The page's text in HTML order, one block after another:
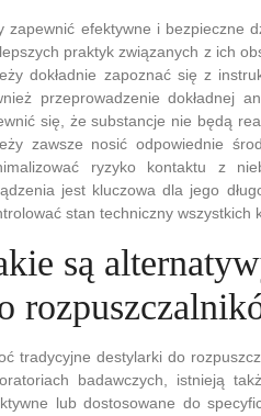
zapewnić efektywne i bezpieczne
praktyk związanych z ich
dokładnie zapoznać się z
przeprowadzenie dokładnej
się, że substancje nie będą
zawsze nosić odpowiednie
ryzyko kontaktu z
jest kluczowa dla jego
stan techniczny wszystkich
są
tradycyjne destylarki do
badawczych, istnieją
lub dostosowane do